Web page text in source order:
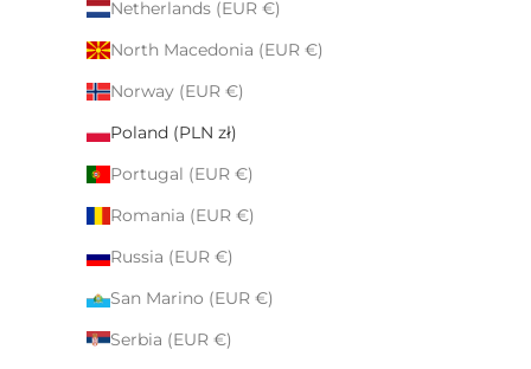
Netherlands (EUR €)
North Macedonia (EUR €)
Norway (EUR €)
Poland (PLN zł)
Portugal (EUR €)
Romania (EUR €)
Russia (EUR €)
San Marino (EUR €)
Serbia (EUR €)